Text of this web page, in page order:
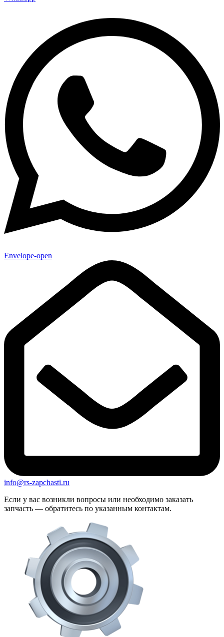
Envelope-open
info@rs-zapchasti.ru
Если у вас возникли вопросы или необходимо заказать
запчасть — обратитесь по указанным контактам.